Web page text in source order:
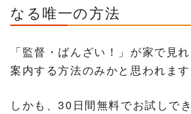
なる唯一の方法
「監督・ばんざい！」が家で見
案内する方法のみかと思われます
しかも、30日間無料でお試しで